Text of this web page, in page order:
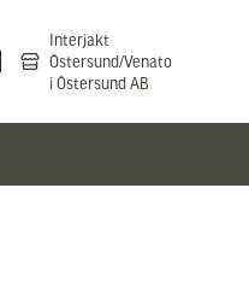
Interjakt
Östersund/Venato
i Östersund AB